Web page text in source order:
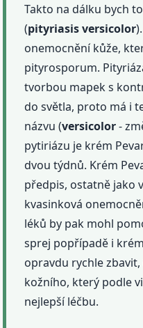
Takto na dálku bych
(pityriasis versicolor
onemocnění kůže,
pityrosporum.
tvorbou mapek s
do světla, proto má i
názvu (versicolor-
pytiriázu je krém
dvou týdnů. Krém
předpis, ostatně jako
kvasinková
léků by pak mohl
sprej popřípadě i
opravdu rychle
kožního, který podle
nejlepší léčbu.